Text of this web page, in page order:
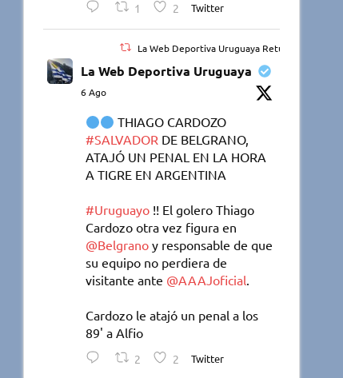
1 2 Twitter
La Web Deportiva Uruguaya Retuiteado
La Web Deportiva Uruguaya
6 Ago
THIAGO CARDOZO
#SALVADOR DE BELGRANO,
ATAJÓ UN PENAL EN LA HORA
A TIGRE EN ARGENTINA
#Uruguayo !! El golero Thiago
Cardozo otra vez figura en
@Belgrano y responsable de que
su equipo no perdiera de
visitante ante @AAAJoficial.
Cardozo le atajó un penal a los
89' a Alfio
2 2 Twitter